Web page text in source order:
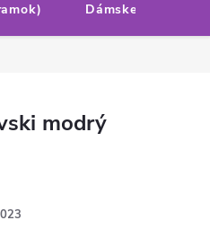
Dámske sety
modrý